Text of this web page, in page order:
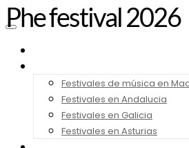
Festivales de música en
Festivales en Andalucia
Festivales en Galicia
Festivales en Asturias
Phe festival 2026